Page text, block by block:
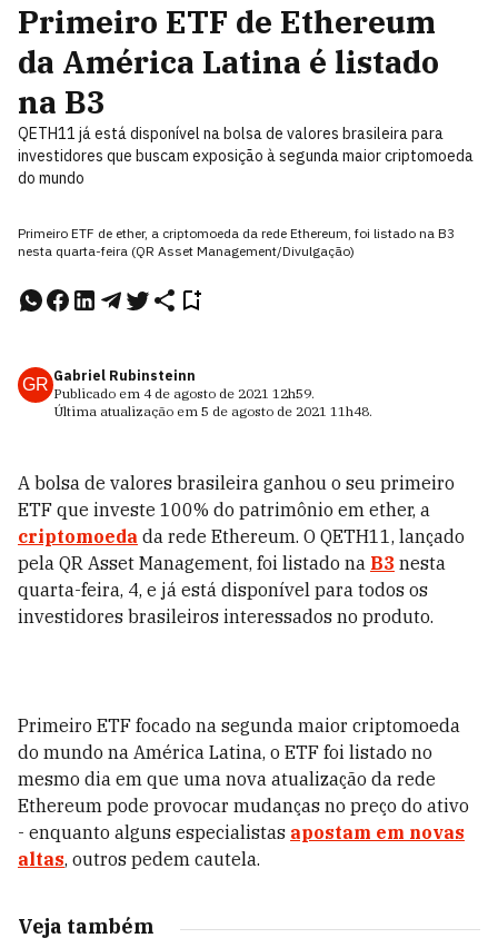
Primeiro ETF de Ethereum
da América Latina é listado
na B3
QETH11 já está disponível na bolsa de valores brasileira para
investidores que buscam exposição à segunda maior criptomoeda
do mundo
Primeiro ETF de ether, a criptomoeda da rede Ethereum, foi listado na B3
nesta quarta-feira (QR Asset Management/Divulgação)
GR Gabriel Rubinsteinn
Publicado em 4 de agosto de 2021 12h59.
Última atualização em 5 de agosto de 2021 11h48.
A bolsa de valores brasileira ganhou o seu primeiro
ETF que investe 100% do patrimônio em ether, a
criptomoeda da rede Ethereum. O QETH11, lançado
pela QR Asset Management, foi listado na B3 nesta
quarta-feira, 4, e já está disponível para todos os
investidores brasileiros interessados no produto.
Primeiro ETF focado na segunda maior criptomoeda
do mundo na América Latina, o ETF foi listado no
mesmo dia em que uma nova atualização da rede
Ethereum pode provocar mudanças no preço do ativo
- enquanto alguns especialistas apostam em novas
altas, outros pedem cautela.
Veja também